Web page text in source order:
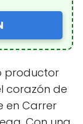
productor
corazón de
en Carrer